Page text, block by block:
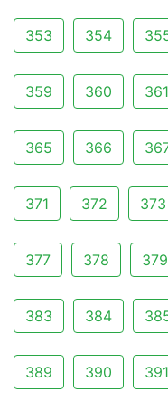
353 354
359 360 361
365 366
371 372 373
377 378 379
383 384
389 390 391